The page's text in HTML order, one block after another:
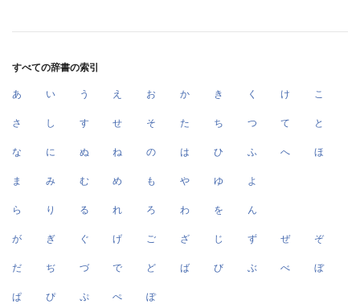
すべての辞書の索引
あ い う え お か き く け こ
さ し す せ そ た ち つ て と
な に ぬ ね の は ひ ふ へ ほ
ま み む め も や ゆ よ
ら り る れ ろ わ を ん
が ぎ ぐ げ ご ざ じ ず ぜ ぞ
だ ぢ づ で ど ば び ぶ べ ぼ
ぱ ぴ ぷ ぺ ぽ